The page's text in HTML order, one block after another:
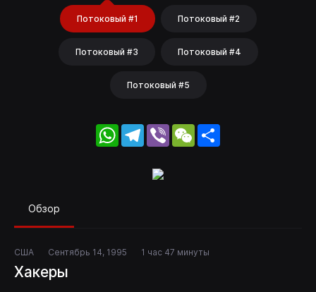
Потоковый #1 Потоковый #2
Потоковый #3 Потоковый #4
Потоковый #5
WhatsApp
Telegram
Viber WeChat
Обзор
США Сентябрь 14, 1995 1 час 47 минуты
Хакеры